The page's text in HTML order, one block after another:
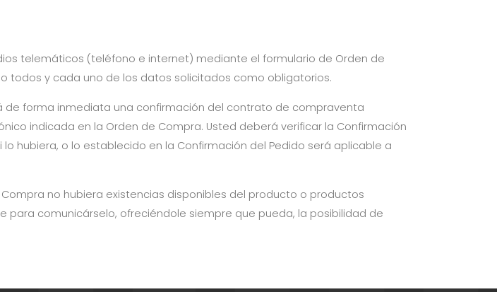
telemáticos (teléfono e internet) mediante el formulario de Orden de
todos y cada uno de los datos solicitados como obligatorios.
de forma inmediata una confirmación del contrato de compraventa
indicada en la Orden de Compra. Usted deberá verificar la Confirmación
hubiera, o lo establecido en la Confirmación del Pedido será aplicable a
no hubiera existencias disponibles del producto o productos
para comunicárselo, ofreciéndole siempre que pueda, la posibilidad de